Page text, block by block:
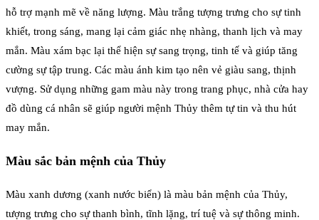
hỗ trợ mạnh mẽ về năng lượng. Màu trắng tượng trưng cho sự tinh
khiết, trong sáng, mang lại cảm giác nhẹ nhàng, thanh lịch và may
mắn. Màu xám bạc lại thể hiện sự sang trọng, tinh tế và giúp tăng
cường sự tập trung. Các màu ánh kim tạo nên vẻ giàu sang, thịnh
vượng. Sử dụng những gam màu này trong trang phục, nhà cửa hay
đồ dùng cá nhân sẽ giúp người mệnh Thủy thêm tự tin và thu hút
may mắn.
Màu sắc bản mệnh của Thủy
Màu xanh dương (xanh nước biển) là màu bản mệnh của Thủy,
tượng trưng cho sự thanh bình, tĩnh lặng, trí tuệ và sự thông minh.